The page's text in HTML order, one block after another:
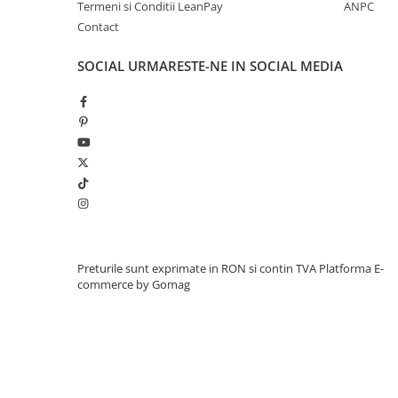
Termeni si Conditii LeanPay
Contact
ANPC
SOCIAL URMARESTE-NE IN SOCIAL MEDIA
Preturile sunt exprimate in RON si contin TVA Platforma E-
commerce by Gomag